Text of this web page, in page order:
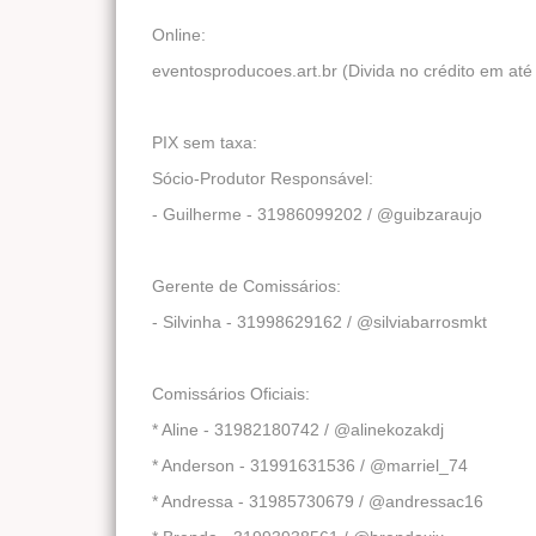
Online:
eventosproducoes.art.br (Divida no crédito em
PIX sem taxa:
Sócio-Produtor Responsável:
- Guilherme - 31986099202 / @guibzaraujo
Gerente de Comissários:
- Silvinha - 31998629162 / @silviabarrosmkt
Comissários Oficiais:
* Aline - 31982180742 / @alinekozakdj
* Anderson - 31991631536 / @marriel_74
* Andressa - 31985730679 / @andressac16